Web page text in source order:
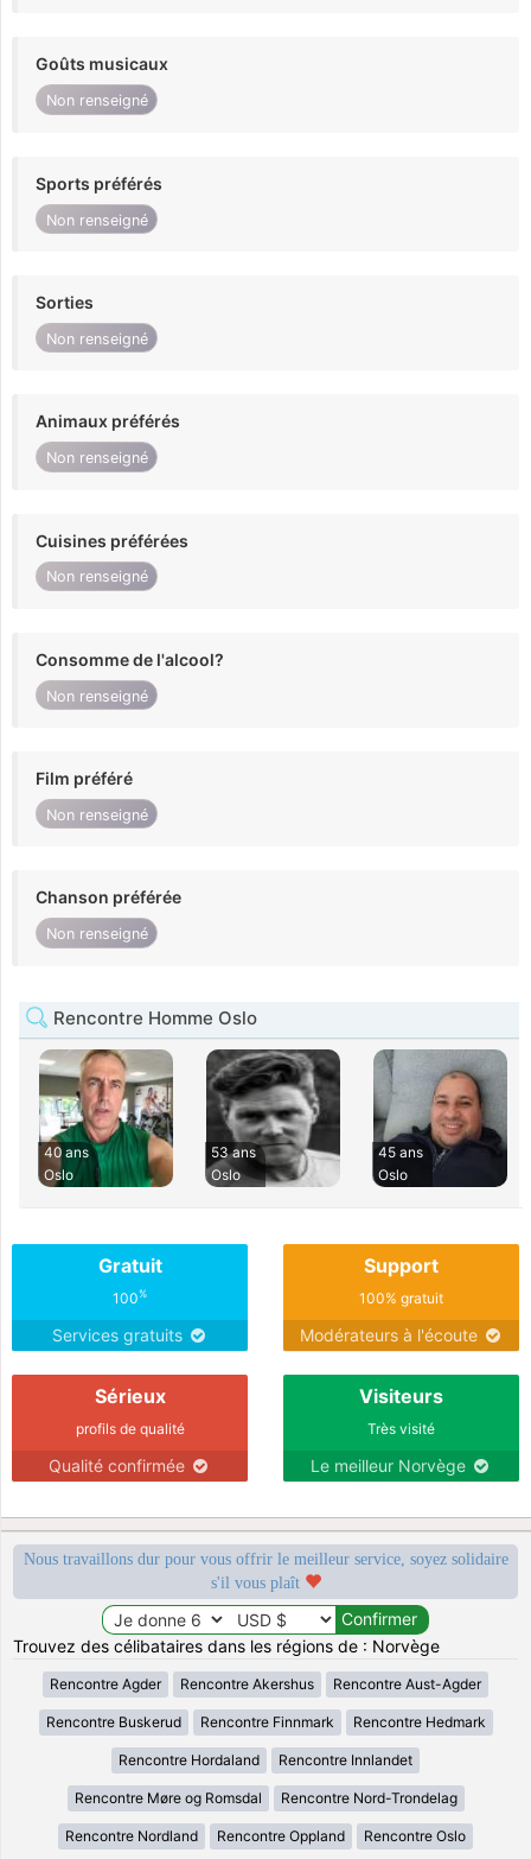
Goûts musicaux
Non renseigné
Sports préférés
Non renseigné
Sorties
Non renseigné
Animaux préférés
Non renseigné
Cuisines préférées
Non renseigné
Consomme de l'alcool?
Non renseigné
Film préféré
Non renseigné
Chanson préférée
Non renseigné
Rencontre Homme Oslo
40 ans
Oslo
53 ans
Oslo
45 ans
Oslo
Gratuit
100%
Services gratuits
Support
100% gratuit
Modérateurs à l'écoute
Sérieux
profils de qualité
Qualité confirmée
Visiteurs
Très visité
Le meilleur Norvège
Nous travaillons dur pour vous offrir le meilleur service, soyez solidaire
s'il vous plaît
Trouvez des célibataires dans les régions de : Norvège
Rencontre Agder Rencontre Akershus Rencontre Aust-Agder
Rencontre Buskerud Rencontre Finnmark Rencontre Hedmark
Rencontre Hordaland Rencontre Innlandet
Rencontre Møre og Romsdal Rencontre Nord-Trondelag
Rencontre Nordland Rencontre Oppland Rencontre Oslo